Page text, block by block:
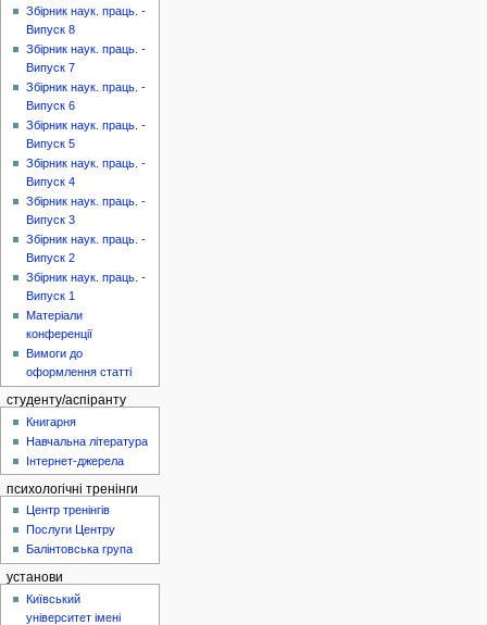
Збірник наук. праць. -
Випуск 8
Збірник наук. праць. -
Випуск 7
Збірник наук. праць. -
Випуск 6
Збірник наук. праць. -
Випуск 5
Збірник наук. праць. -
Випуск 4
Збірник наук. праць. -
Випуск 3
Збірник наук. праць. -
Випуск 2
Збірник наук. праць. -
Випуск 1
Матеріали
конференції
Вимоги до
оформлення статті
студенту/аспіранту
Книгарня
Навчальна література
Інтернет-джерела
психологічні тренінги
Центр тренінгів
Послуги Центру
Балінтовська група
установи
Київський
університет імені